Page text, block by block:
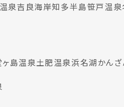
泉吉良海岸知多半島笹戸温泉
ヶ島温泉土肥温泉浜名湖かん